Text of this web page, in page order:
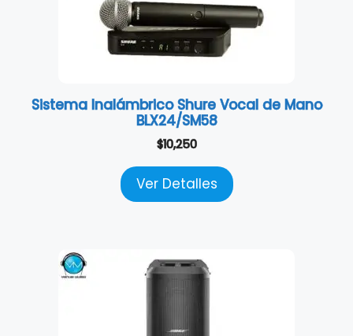
Sistema Inalámbrico Shure Vocal de Mano
BLX24/SM58
$10,250
Ver Detalles